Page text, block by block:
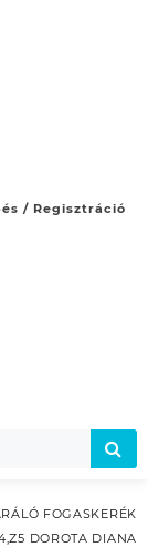
/ Regisztráció
FOGASKERÉK
DOROTA DIANA